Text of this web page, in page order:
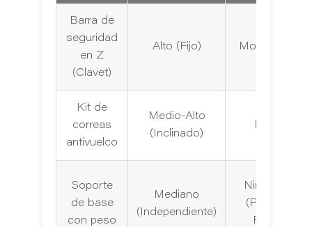
Barra de
seguridad
en Z
(Clavet)
Alto (Fijo) Moderado
Kit de
correas
antivuelco
Medio-Alto
(Inclinado)
Bajo
Soporte
de base
con peso
Mediano
(Independiente)
Ninguno
(Plug &
Play)